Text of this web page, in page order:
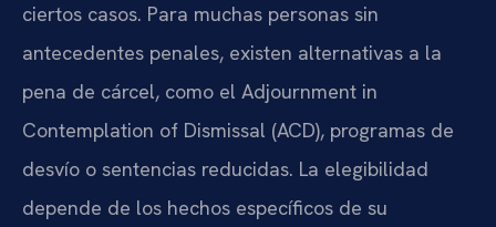
ciertos casos. Para muchas personas sin
antecedentes penales, existen alternativas a la
pena de cárcel, como el Adjournment in
Contemplation of Dismissal (ACD), programas de
desvío o sentencias reducidas. La elegibilidad
depende de los hechos específicos de su